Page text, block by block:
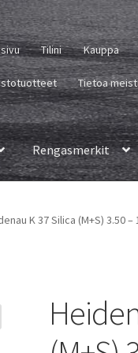
Tilini Kauppa
Tietoa
Rengasmerkit
K 37 Silica (M+S) 3.50 –